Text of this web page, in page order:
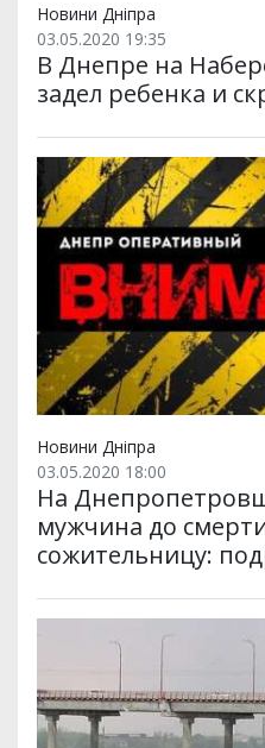
Новини Дніпра
03.05.2020 19:35
В Днепре на
задел ребенка и
Новини Дніпра
03.05.2020 18:00
На
мужчина до
сожительницу: